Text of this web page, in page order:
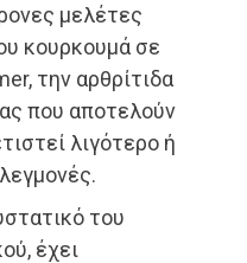
μελέτες
κουρκουμά σε
την αρθρίτιδα
που αποτελούν
λιγότερο ή
του
έχει